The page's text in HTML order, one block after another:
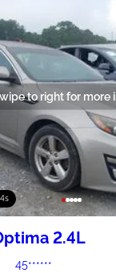
to right for more
2.4L
45******